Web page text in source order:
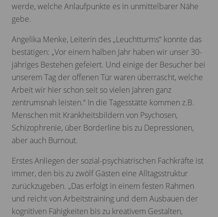
werde, welche Anlaufpunkte es in unmittelbarer Nähe
gebe.
Angelika Menke, Leiterin des „Leuchtturms“ konnte das
bestätigen: „Vor einem halben Jahr haben wir unser 30-
jähriges Bestehen gefeiert. Und einige der Besucher bei
unserem Tag der offenen Tür waren überrascht, welche
Arbeit wir hier schon seit so vielen Jahren ganz
zentrumsnah leisten.“ In die Tagesstätte kommen z.B.
Menschen mit Krankheitsbildern von Psychosen,
Schizophrenie, über Borderline bis zu Depressionen,
aber auch Burnout.
Erstes Anliegen der sozial-psychiatrischen Fachkräfte ist
immer, den bis zu zwölf Gästen eine Alltagsstruktur
zurückzugeben. „Das erfolgt in einem festen Rahmen
und reicht von Arbeitstraining und dem Ausbauen der
kognitiven Fähigkeiten bis zu kreativem Gestalten,